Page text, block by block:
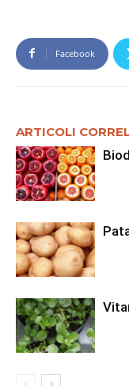
Facebook
ARTICOLI